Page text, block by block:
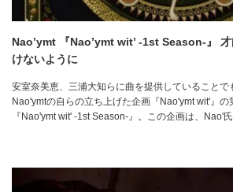
Nao’ymt 『Nao’ymt wit’ -1st Season-』
けないように
安室奈美恵、三浦大知らに曲を提供していることで
Nao'ymtの自らの立ち上げた企画『Nao'ymt wit'』の
『Nao'ymt wit' -1st Season-』。この企画は、Nao'